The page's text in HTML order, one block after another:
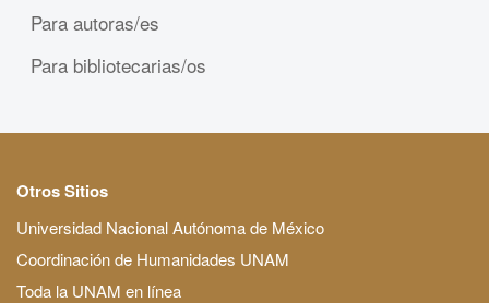
Para autoras/es
Para bibliotecarias/os
Otros Sitios
Universidad Nacional Autónoma de México
Coordinación de Humanidades UNAM
Toda la UNAM en línea